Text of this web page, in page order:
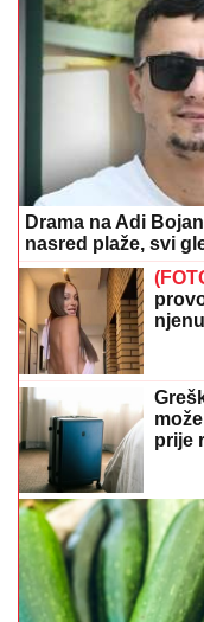
Drama na Adi
nasred plaže, svi
prije